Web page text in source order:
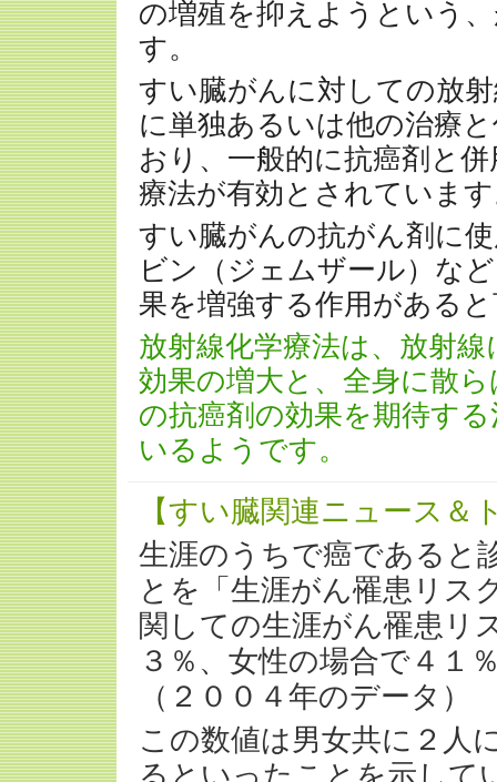
の増殖を抑えようという
す。
すい臓がんに対しての放
に単独あるいは他の治療
おり、一般的に抗癌剤と
療法が有効とされていま
すい臓がんの抗がん剤に
ビン（ジェムザール）な
果を増強する作用がある
放射線化学療法は、放射
効果の増大と、全身に散
の抗癌剤の効果を期待す
いるようです。
【すい臓関連ニュース＆
生涯のうちで癌であると
とを「生涯がん罹患リス
関しての生涯がん罹患リ
３％、女性の場合で４１
（２００４年のデータ）
この数値は男女共に２人